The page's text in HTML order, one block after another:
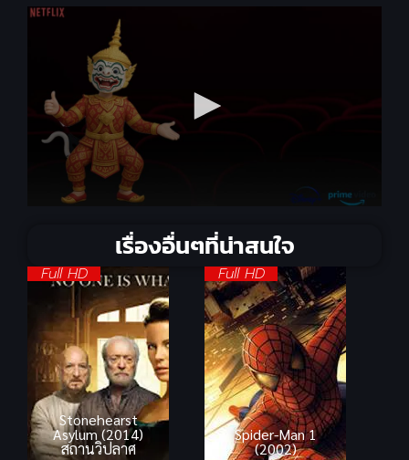
เรื่องอื่นๆที่น่าสนใจ
Full HD
Stonehearst
Asylum (2014)
สถานวิปลาศ
Full HD
Spider-Man 1
(2002)